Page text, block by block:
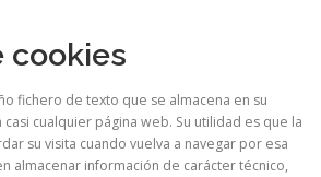
CONTACTANOS
cookies
fichero de texto que se almacena en su
cualquier página web. Su utilidad es que la
su visita cuando vuelva a navegar por esa
almacenar información de carácter técnico,